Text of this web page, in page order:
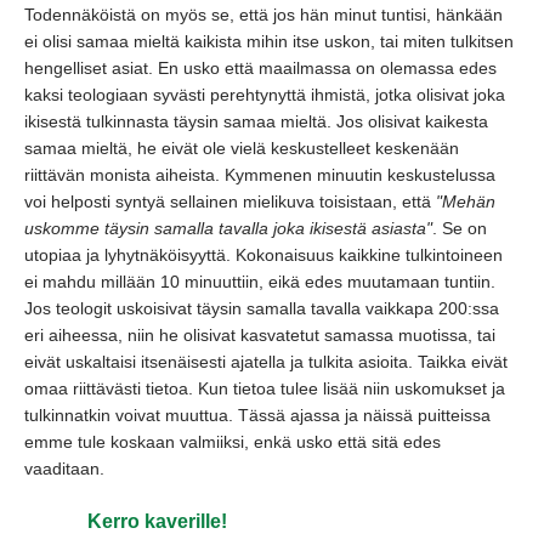
Todennäköistä on myös se, että jos hän minut tuntisi, hänkään
ei olisi samaa mieltä kaikista mihin itse uskon, tai miten tulkitsen
hengelliset asiat. En usko että maailmassa on olemassa edes
kaksi teologiaan syvästi perehtynyttä ihmistä, jotka olisivat joka
ikisestä tulkinnasta täysin samaa mieltä. Jos olisivat kaikesta
samaa mieltä, he eivät ole vielä keskustelleet keskenään
riittävän monista aiheista. Kymmenen minuutin keskustelussa
voi helposti syntyä sellainen mielikuva toisistaan, että "Mehän
uskomme täysin samalla tavalla joka ikisestä asiasta". Se on
utopiaa ja lyhytnäköisyyttä. Kokonaisuus kaikkine tulkintoineen
ei mahdu millään 10 minuuttiin, eikä edes muutamaan tuntiin.
Jos teologit uskoisivat täysin samalla tavalla vaikkapa 200:ssa
eri aiheessa, niin he olisivat kasvatetut samassa muotissa, tai
eivät uskaltaisi itsenäisesti ajatella ja tulkita asioita. Taikka eivät
omaa riittävästi tietoa. Kun tietoa tulee lisää niin uskomukset ja
tulkinnatkin voivat muuttua. Tässä ajassa ja näissä puitteissa
emme tule koskaan valmiiksi, enkä usko että sitä edes
vaaditaan.
Kerro kaverille!